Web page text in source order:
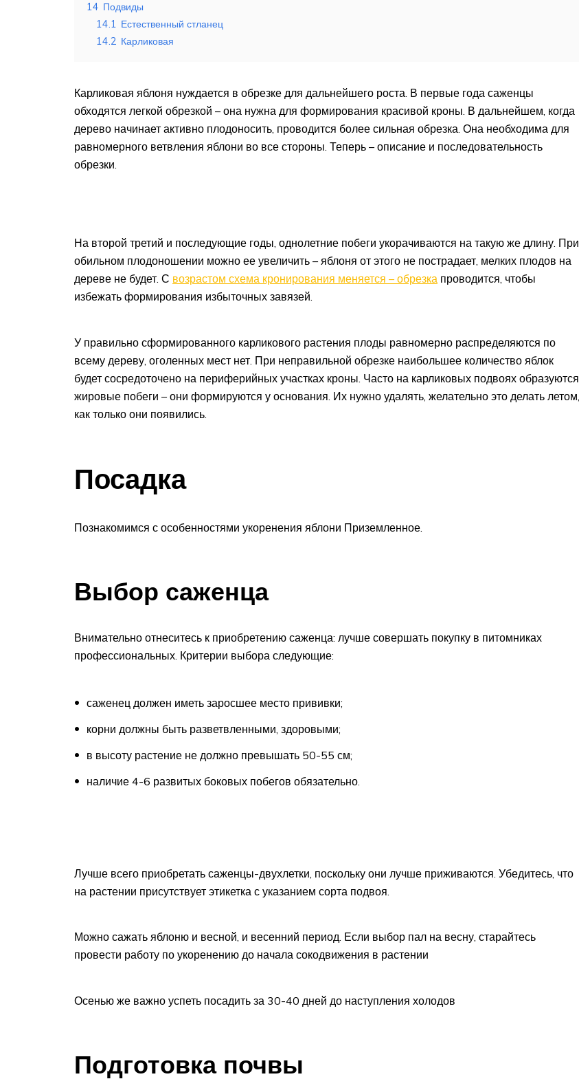
14 Подвиды
14.1 Естественный стланец
14.2 Карликовая
Карликовая яблоня нуждается в обрезке для дальнейшего роста. В первые года саженцы
обходятся легкой обрезкой – она нужна для формирования красивой кроны. В дальнейшем, когда
дерево начинает активно плодоносить, проводится более сильная обрезка. Она необходима для
равномерного ветвления яблони во все стороны. Теперь – описание и последовательность
обрезки.
На второй третий и последующие годы, однолетние побеги укорачиваются на такую же длину. При
обильном плодоношении можно ее увеличить – яблоня от этого не пострадает, мелких плодов на
дереве не будет. С возрастом схема кронирования меняется – обрезка проводится, чтобы
избежать формирования избыточных завязей.
У правильно сформированного карликового растения плоды равномерно распределяются по
всему дереву, оголенных мест нет. При неправильной обрезке наибольшее количество яблок
будет сосредоточено на периферийных участках кроны. Часто на карликовых подвоях образуются
жировые побеги – они формируются у основания. Их нужно удалять, желательно это делать летом,
как только они появились.
Посадка
Познакомимся с особенностями укоренения яблони Приземленное.
Выбор саженца
Внимательно отнеситесь к приобретению саженца: лучше совершать покупку в питомниках
профессиональных. Критерии выбора следующие:
саженец должен иметь заросшее место прививки;
корни должны быть разветвленными, здоровыми;
в высоту растение не должно превышать 50-55 см;
наличие 4-6 развитых боковых побегов обязательно.
Лучше всего приобретать саженцы-двухлетки, поскольку они лучше приживаются. Убедитесь, что
на растении присутствует этикетка с указанием сорта подвоя.
Можно сажать яблоню и весной, и весенний период. Если выбор пал на весну, старайтесь
провести работу по укоренению до начала сокодвижения в растении
Осенью же важно успеть посадить за 30-40 дней до наступления холодов
Подготовка почвы